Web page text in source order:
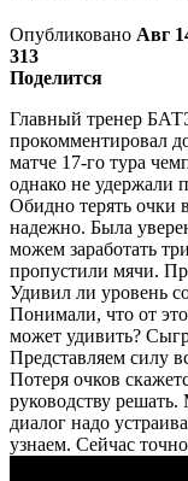
Опубликовано Авг
313
Поделится
Главный тренер
прокомментировал
матче 17-го тура
однако не удержали
Обидно терять очки
надежно. Была
можем заработать
пропустили мячи.
Удивил ли уровень
Понимали, что от
может удивить?
Представляем силу
Потеря очков
руководству решать.
диалог надо
узнаем. Сейчас